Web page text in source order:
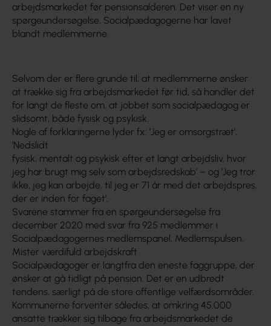
arbejdsmarkedet før pensionsalderen. Det viser en ny
spørgeundersøgelse, Socialpædagogerne har lavet
blandt medlemmerne.
Selvom der er flere grunde til, at medlemmerne ønsker
at trække sig fra arbejdsmarkedet før tid, så handler det
for langt de fleste om, at jobbet som socialpædagog er
slidsomt, både fysisk og psykisk.
Nogle af forklaringerne lyder fx: ’Jeg er omsorgstræt’,
’Nedslidt
fysisk, mentalt og psykisk efter et langt arbejdsliv, hvor
jeg har brugt mig selv som arbejdsredskab’ – og ’Jeg tror
ikke, jeg kan arbejde, til jeg er 71 år med det arbejdspres,
der er inden for faget’.
Svarene stammer fra en spørgeundersøgelse fra
december 2020 med svar fra 925 medlemmer i
Socialpædagogernes medlemspanel, Medlemspulsen.
Mister værdifuld arbejdskraft
Socialpædagoger er langtfra den eneste faggruppe, der
ønsker at gå tidligt på pension. Det er en udbredt
tendens, særligt på de store offentlige velfærdsområder.
Kommunerne forventer således, at omkring 45.000
ansatte trækker sig tilbage fra arbejdsmarkedet de